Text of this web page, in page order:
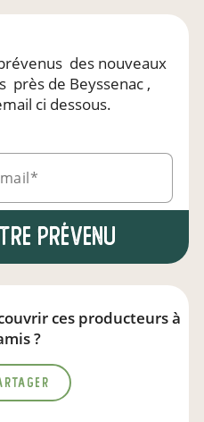
des nouveaux
près de Beyssenac,
ci dessous.
prévenu
ces producteurs à
?